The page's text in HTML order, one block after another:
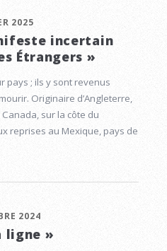
2025
incertain
Étrangers »
pays ; ils y sont revenus
Originaire d’Angleterre,
sur la côte du
reprises au Mexique, pays de
2024
ligne »